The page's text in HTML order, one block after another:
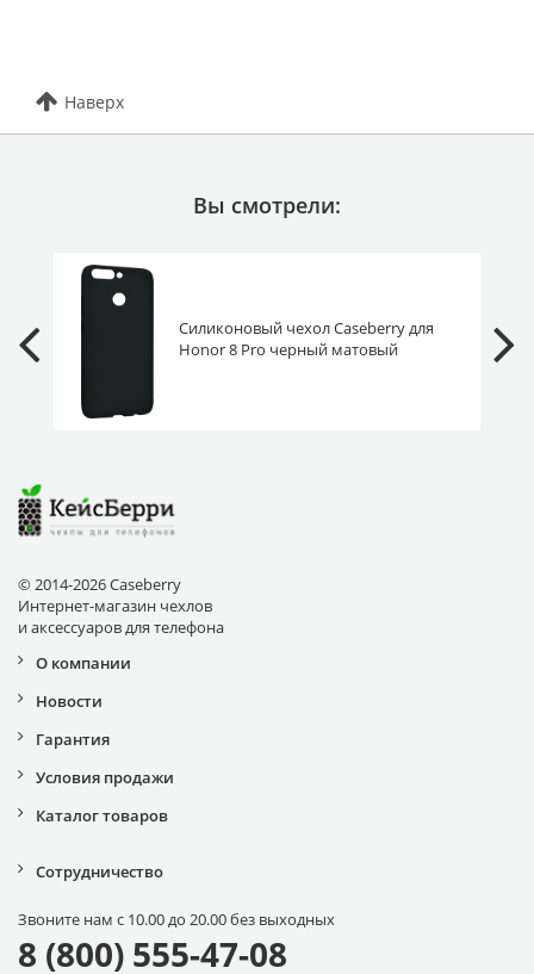
Наверх
Вы смотрели:
Силиконовый чехол Caseberry для
Honor 8 Pro черный матовый
© 2014-2026 Caseberry
Интернет-магазин чехлов
и аксессуаров для телефона
О компании
Новости
Гарантия
Условия продажи
Каталог товаров
Сотрудничество
Звоните нам с 10.00 до 20.00 без выходных
8 (800) 555-47-08